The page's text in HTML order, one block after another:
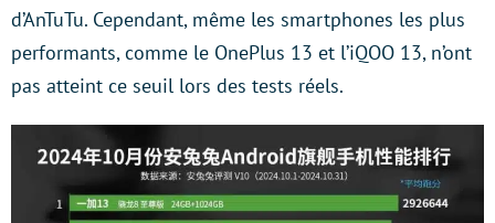
d’AnTuTu. Cependant, même les smartphones les plus
performants, comme le OnePlus 13 et l’iQOO 13, n’ont
pas atteint ce seuil lors des tests réels.